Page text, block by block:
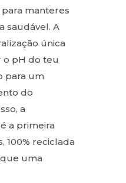
manteres
saudável. A
única
o pH do teu
para um
do
a
a primeira
100% reciclada
uma